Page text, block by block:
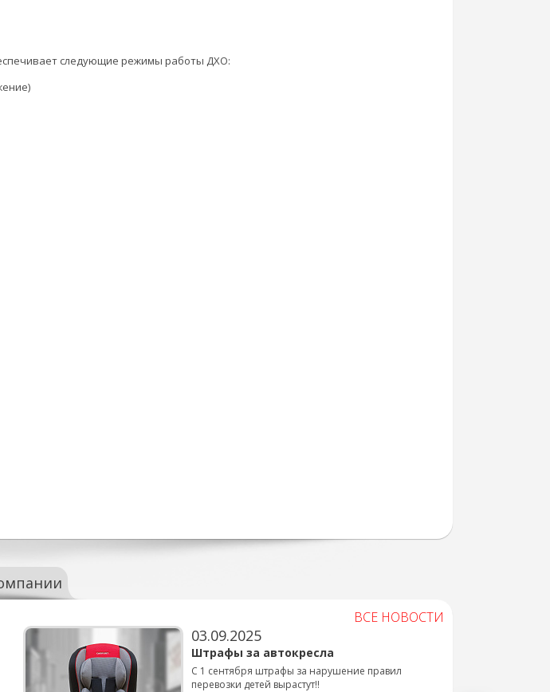
следующие режимы работы ДХО:
ВСЕ НОВОСТИ
03.09.2025
Штрафы за автокресла
С 1 сентября штрафы за нарушение правил
перевозки детей вырастут!!